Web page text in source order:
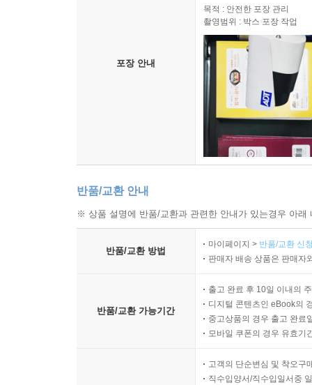
거두었다. 게다가 조선을 그토록 짓밟고 속국으
것이다. 이 이야기는 열패감에 젖어 있던 조선
나서서 신유가 남긴 『북정록』과 이전에 출
거듭나면서 허구의 전투는 규모가 점점 커지고
신유를 모델로 한 주인공은 장대한 전투에서 엄청
내가 아는 싸움들은 그렇게 간단하지 않다. 난세
같다. 내가 살아가는 난세에서 내가 아는 영웅은
절대로 놓지 않는 그냥 보통의 평범하고 용감한
포장 안내
목적 : 안전한 포장 관리
촬영범위 : 박스 포장 작업
반품/교환 안내
※ 상품 설명에 반품/교환과 관련한 안내가 있는경우 아
반품/교환 방법
마이페이지 > 반품/교환 신
판매자 배송 상품은 판매자
반품/교환 가능기간
출고 완료 후 10일 이내의
디지털 콘텐츠인 eBook의
중고상품의 경우 출고 완료
모바일 쿠폰의 경우 유효기
고객의 단순변심 및 착오구
직수입양서/직수입일서중